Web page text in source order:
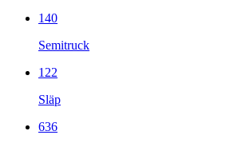
140
Semitruck
122
Släp
636